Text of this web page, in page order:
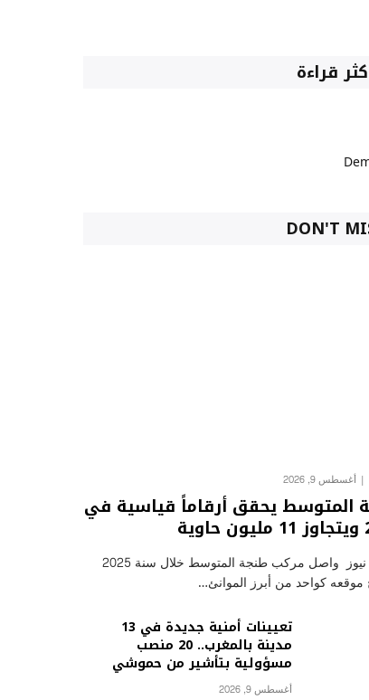
قراءة
DON'T
أغسطس 9, 2026
المتوسط يحقق أرقاماً قياسية في
ليكيب نيوز واصل مركب طنجة المتوسط خلال سنة 2025
كواحد من أبرز الموانئ…
تعيينات أمنية جديدة في 13
مدينة بالمغرب.. 20 منصب
مسؤولية بتأشير من حموشي
أغسطس 9, 2026